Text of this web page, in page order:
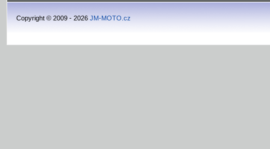
Copyright © 2009 - 2026 JM-MOTO.cz